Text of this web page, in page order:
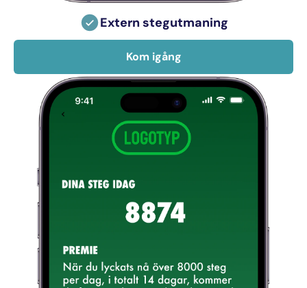
Extern stegutmaning
Kom igång